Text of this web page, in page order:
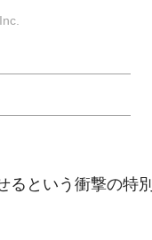
という衝撃の特別